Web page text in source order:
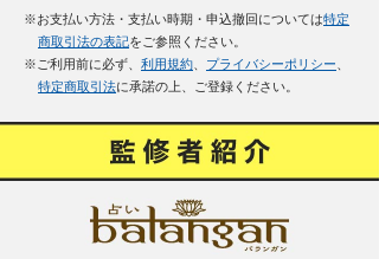
※お支払い方法・支払い時期・申込撤回については特定
商取引法の表記をご参照ください。
※ご利用前に必ず、 利用規約 プライバシーポリシー
特定商取引法に承諾の上、ご登録ください。